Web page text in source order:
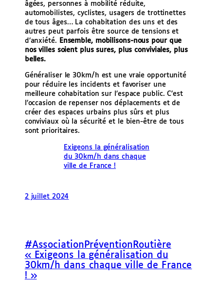
âgées, personnes à mobilité réduite,
automobilistes, cyclistes, usagers de trottinettes
de tous âges… La cohabitation des uns et des
autres peut parfois être source de tensions et
d’anxiété.
Ensemble, mobilisons-nous pour que
nos villes soient plus sures, plus conviviales, plus
belles.
Généraliser le 30km/h est une vraie opportunité
pour réduire les incidents et favoriser une
meilleure cohabitation sur l’espace public. C’est
l’occasion de repenser nos déplacements et de
créer des espaces urbains plus sûrs et plus
conviviaux où la sécurité et le bien-être de tous
sont prioritaires.
Exigeons la généralisation
du 30km/h dans chaque
ville de France !
2 juillet 2024
#AssociationPréventionRoutière
« Exigeons la généralisation du
30km/h dans chaque ville de France
! »